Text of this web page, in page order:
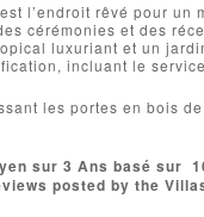
l’endroit rêvé pour
cérémonies et des
luxuriant et un
incluant le
les portes en bois
sur 3 Ans basé sur
posted by the